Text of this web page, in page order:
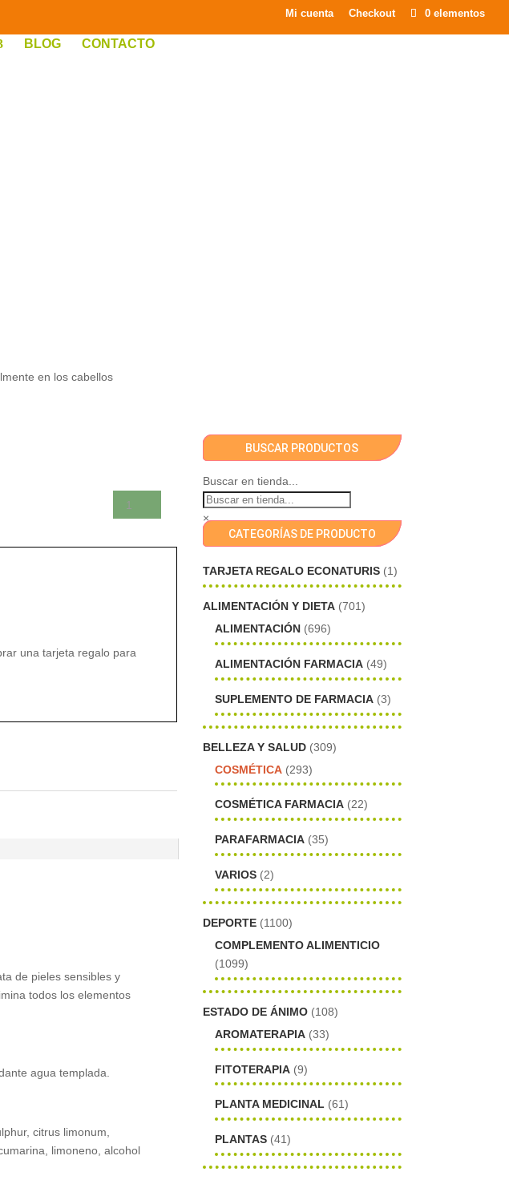
Mi cuenta Checkout 0 elementos
BLOG CONTACTO
en los cabellos
una tarjeta regalo para
de pieles sensibles y
todos los elementos
agua templada.
citrus limonum,
limoneno, alcohol
BUSCAR PRODUCTOS
Buscar en tienda...
×
CATEGORÍAS DE PRODUCTO
TARJETA REGALO ECONATURIS (1)
ALIMENTACIÓN Y DIETA (701)
ALIMENTACIÓN (696)
ALIMENTACIÓN FARMACIA (49)
SUPLEMENTO DE FARMACIA (3)
BELLEZA Y SALUD (309)
COSMÉTICA (293)
COSMÉTICA FARMACIA (22)
PARAFARMACIA (35)
VARIOS (2)
DEPORTE (1100)
COMPLEMENTO ALIMENTICIO
(1099)
ESTADO DE ÁNIMO (108)
AROMATERAPIA (33)
FITOTERAPIA (9)
PLANTA MEDICINAL (61)
PLANTAS (41)